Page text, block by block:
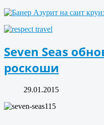
Seven Seas
роскоши
29.01.2015